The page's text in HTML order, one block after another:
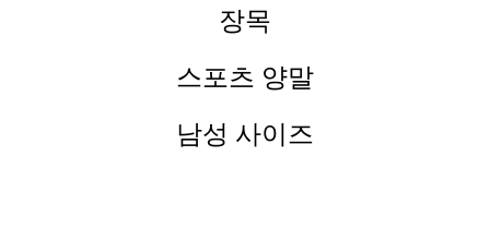
장목
스포츠 양말
남성 사이즈